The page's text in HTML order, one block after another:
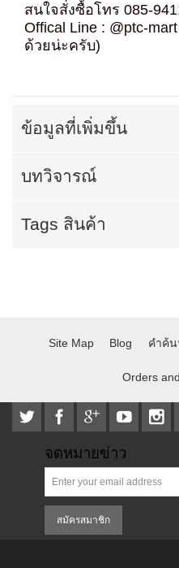
สนใจสั่งซื้อโทร 085-
Offical Line : @ptc-
ด้วยน่ะครับ)
ข้อมูลที่เพิ่มขึ้น
บทวิจารณ์
Tags สินค้า
Site Map Blog คำค้น
Orders
จดหมายข่าว
สมัครสมาชิก